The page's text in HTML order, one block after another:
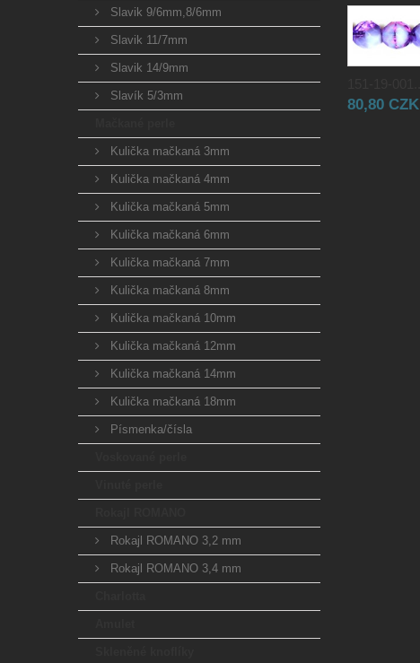
Slavik 9/6mm,8/6mm
Slavik 11/7mm
Slavik 14/9mm
Slavík 5/3mm
Kulička mačkaná 3mm
Kulička mačkaná 4mm
Kulička mačkaná 5mm
Kulička mačkaná 6mm
Kulička mačkaná 7mm
Kulička mačkaná 8mm
Kulička mačkaná 10mm
Kulička mačkaná 12mm
Kulička mačkaná 14mm
Kulička mačkaná 18mm
Písmenka/čísla
Rokajl ROMANO 3,2 mm
Rokajl ROMANO 3,4 mm
80,80 CZK